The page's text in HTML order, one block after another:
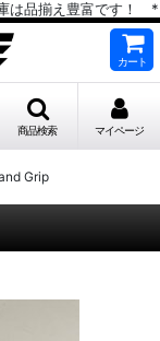
は品揃え豊富です！ *
カート
商品検索 マイページ
Grip